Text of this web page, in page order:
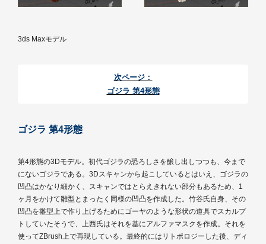
3ds Maxモデル
次ページ：
ゴジラ 第4形態
ゴジラ 第4形態
第4形態の3Dモデル。初代ゴジラの恐ろしさを醸し出しつつも、今まで
にないゴジラである。3Dスキャンから起こしているとはいえ、ゴジラの
凹凸はかなり細かく、スキャンではとらえきれない部分もあるため、1
ヶ月をかけて雛型とまったく同様の凹凸を作成した。竹谷氏自身、その
凹凸を雛型上で作り上げるためにゴーヤのような形状の道具でスカルプ
トしていたそうで、上西氏はそれを基にアルファマスクを作成。それを
使ってZBrush上で再現している。最終的にはリトポロジーした後、ディ